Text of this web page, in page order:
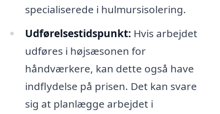
specialiserede i hulmursisolering.
Udførelsestidspunkt: Hvis arbejdet
udføres i højsæsonen for
håndværkere, kan dette også have
indflydelse på prisen. Det kan svare
sig at planlægge arbejdet i